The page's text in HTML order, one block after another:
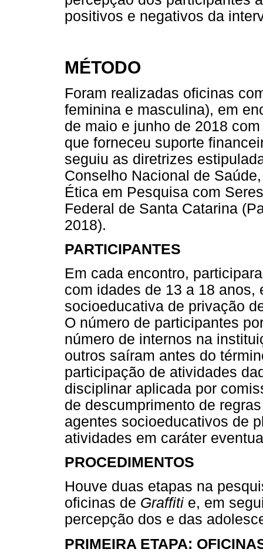
positivos e negativos da
MÉTODO
Foram realizadas oficinas
feminina e masculina), em
de maio e junho de 2018
que forneceu suporte
seguiu as diretrizes
Conselho Nacional de
Ética em Pesquisa com
Federal de Santa Catarina
2018).
PARTICIPANTES
Em cada encontro,
com idades de 13 a 18 anos,
socioeducativa de privação
O número de participantes
número de internos na
outros saíram antes do
participação de atividades
disciplinar aplicada por
de descumprimento de
agentes socioeducativos de
atividades em caráter
PROCEDIMENTOS
Houve duas etapas na
oficinas de Graffiti e, em
percepção dos e das
PRIMEIRA ETAPA: